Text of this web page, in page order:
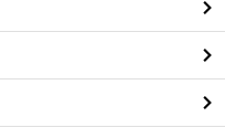
る
い
ウ
ィ
ン
ド
ウ